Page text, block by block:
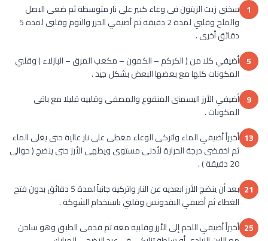
1 سخنى زيت الزيتون فى وعاء كبير على نار متوسطة ثم ضعى البصل
والملح وقلبي لمدة 2 دقيقة ثم أضيفي الجزر والثوم وقلبى لمدة 5
دقائق أخرى .
5 أضيفي كلا من ( الكركم – الكمون – مكعب المرق – البازلاء ) وقلبي
المكونات كلها مع بعضها البعض بشكل جيد .
9 أضيفي الأرز البسمتى المنقوع والمصفى وقلبيه قليلا مع باقى
المكونات .
13 أخيراً أضيفي الماء واتركى الوعاء مغطى على نار عالية حتى يغلى الماء
ثم اخفضى درجة الحرارة لأدنى مستوى ويطهى الأرز حتى ينضج ( حوالى
20 دقيقة ) .
21
بعد أن ينضج الأرز ابعديه عن النار واتركيه جانباً لمدة 5 دقائق بدون فتح
الغطاء ثم أضيفي البقدونس وقلبي باستخدام الشوكة .
25 أخيراً أضيفي اللحم إلى الأرز وقلبيه معه ثم قدمى الطبق وهو ساخن